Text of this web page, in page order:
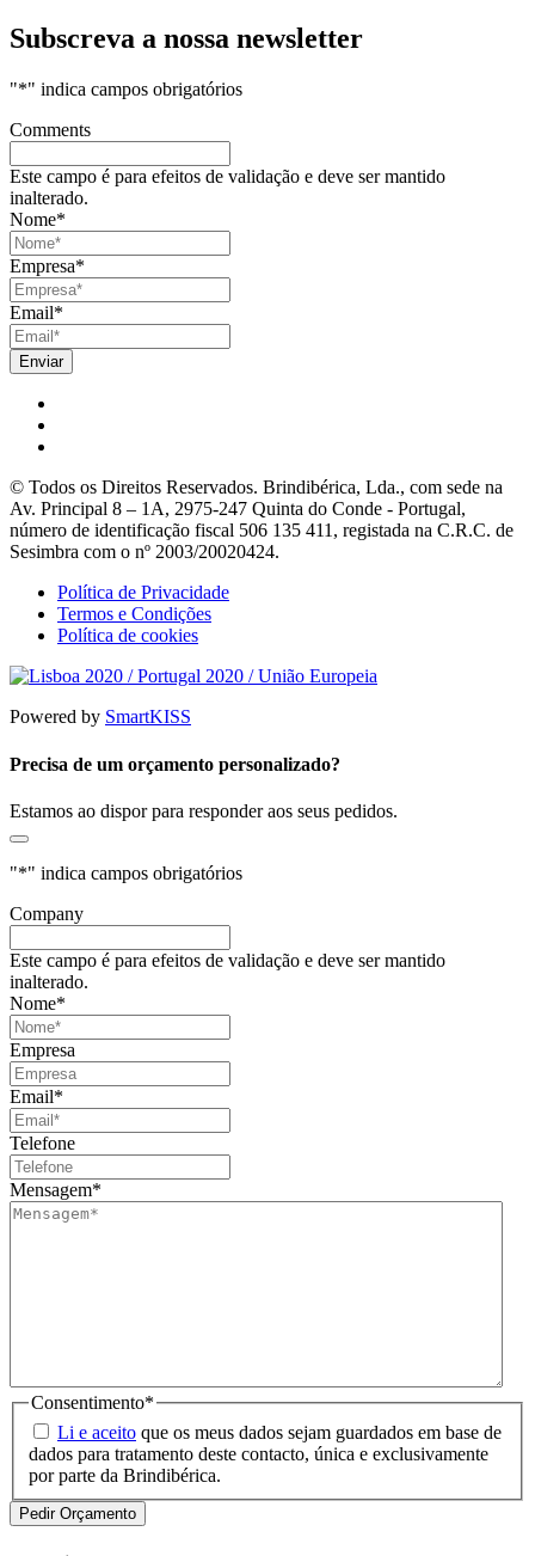
Subscreva a nossa newsletter
"*" indica campos obrigatórios
Comments
Este campo é para efeitos de validação e deve ser mantido
inalterado.
Nome*
Empresa*
Email*
© Todos os Direitos Reservados. Brindibérica, Lda., com sede na
Av. Principal 8 – 1A, 2975-247 Quinta do Conde - Portugal,
número de identificação fiscal 506 135 411, registada na C.R.C. de
Sesimbra com o nº 2003/20020424.
Política de Privacidade
Termos e Condições
Política de cookies
Powered by SmartKISS
Precisa de um orçamento personalizado?
Estamos ao dispor para responder aos seus pedidos.
"*" indica campos obrigatórios
Company
Este campo é para efeitos de validação e deve ser mantido
inalterado.
Nome*
Empresa
Email*
Telefone
Mensagem*
Consentimento*
Li e aceito que os meus dados sejam guardados em base de
dados para tratamento deste contacto, única e exclusivamente
por parte da Brindibérica.